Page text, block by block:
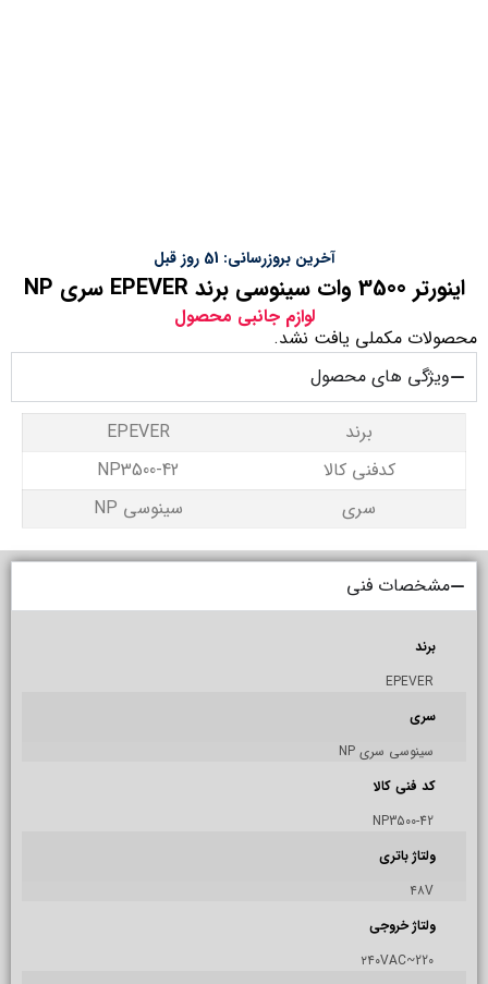
آخرین بروزرسانی: 51 روز قبل
اینورتر 3500 وات سینوسی برند EPEVER سری NP
لوازم جانبی محصول
محصولات مکملی یافت نشد.
ویژگی های محصول
برند
EPEVER
کدفنی کالا
NP3500-42
سری
سینوسی NP
مشخصات فنی
برند
EPEVER
سری
سینوسی سری NP
کد فنی کالا
NP3500-42
ولتاژ باتری
۴۸V
ولتاژ خروجی
۲۴۰VAC~220